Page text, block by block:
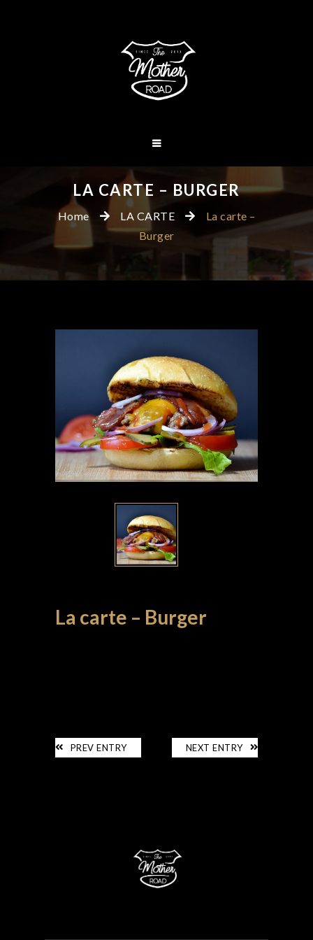
LA CARTE – BURGER
Home LA CARTE
La carte –
Burger
La carte – Burger
PREV ENTRY NEXT ENTRY